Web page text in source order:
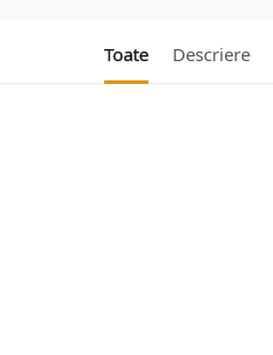
Toate Descriere